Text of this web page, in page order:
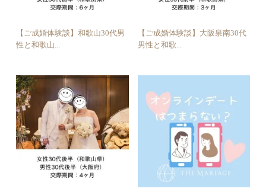
【ご成婚体験談】和歌山30代男
性と和歌山...
【ご成婚体験談】大阪泉南30代
男性と和歌...